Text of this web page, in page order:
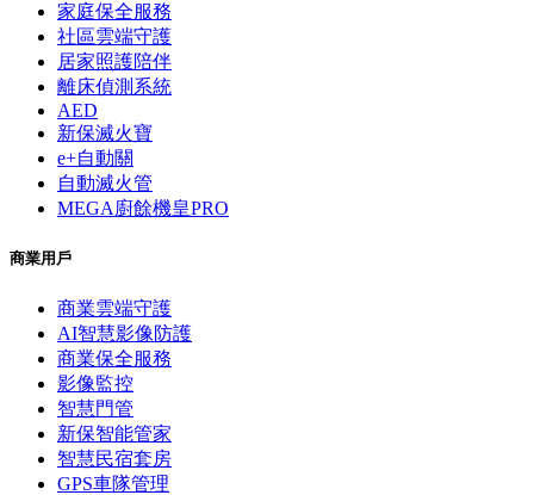
家庭保全服務
社區雲端守護
居家照護陪伴
離床偵測系統
AED
新保滅火寶
e+自動關
自動滅火管
MEGA廚餘機皇PRO
商業用戶
商業雲端守護
AI智慧影像防護
商業保全服務
影像監控
智慧門管
新保智能管家
智慧民宿套房
GPS車隊管理